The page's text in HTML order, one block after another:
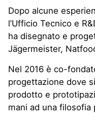
Dopo alcune
l’Ufficio Tecnico e
ha disegnato e
Jägermeister,
Nel 2016 è co-
progettazione dove
prodotto e
mani ad una